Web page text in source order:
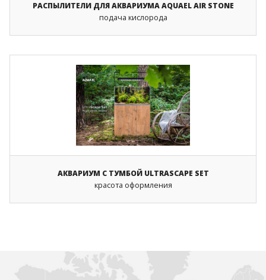
РАСПЫЛИТЕЛИ ДЛЯ АКВАРИУМА AQUAEL AIR STONE
подача кислорода
АКВАРИУМ С ТУМБОЙ ULTRASCAPE SET
красота оформления